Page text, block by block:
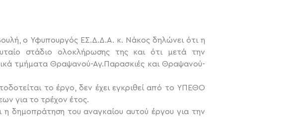
ο Υφυπουργός ΕΣ.Δ.Δ.Α. κ. Νάκος δηλώνει ότι η
στάδιο ολοκλήρωσης της και ότι μετά την
τμήματα Θραψανού-Αγ.Παρασκιές και Θραψανού-
το έργο, δεν έχει εγκριθεί από το ΥΠΕΘΟ
για το τρέχον έτος.
δημοπράτηση του αναγκαίου αυτού έργου για την